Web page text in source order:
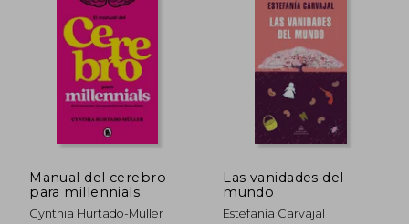
Manual del cerebro
para millennials
Cynthia Hurtado-Muller
Las vanidades del
mundo
Estefanía Carvajal